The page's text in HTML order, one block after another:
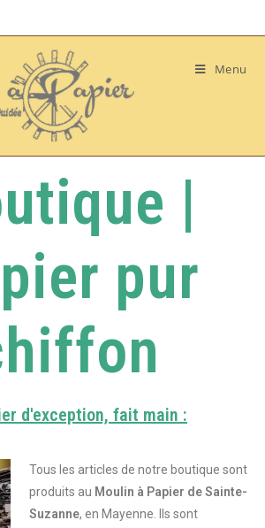
Menu
|
pur
d'exception, fait main :
Tous les articles de notre boutique sont
produits au Moulin à Papier de Sainte-
Suzanne, en Mayenne. Ils sont